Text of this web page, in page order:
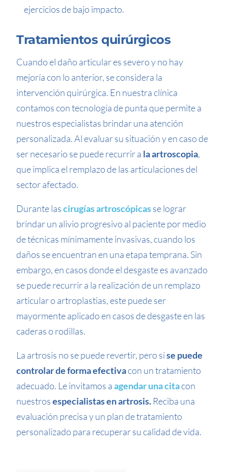
ejercicios de bajo impacto.
Tratamientos quirúrgicos
Cuando el daño articular es severo y no hay
mejoría con lo anterior, se considera la
intervención quirúrgica. En nuestra clínica
contamos con tecnología de punta que permite a
nuestros especialistas brindar una atención
personalizada. Al evaluar su situación y en caso de
ser necesario se puede recurrir a la artroscopia,
que implica el remplazo de las articulaciones del
sector afectado.
Durante lascirugías artroscópicasse lograr
brindar un alivio progresivo al paciente por medio
de técnicas mínimamente invasivas, cuando los
daños se encuentran en una etapa temprana. Sin
embargo, en casos donde el desgaste es avanzado
se puede recurrir a la realización de un remplazo
articular o artroplastias, este puede ser
mayormente aplicado en casos de desgaste en las
caderas o rodillas.
La artrosis no se puede revertir, pero síse puede
controlar de forma efectivacon un tratamiento
adecuado. Le invitamos aagendar una citacon
nuestrosespecialistas en artrosis. Reciba una
evaluación precisa y un plan de tratamiento
personalizado para recuperar su calidad de vida.